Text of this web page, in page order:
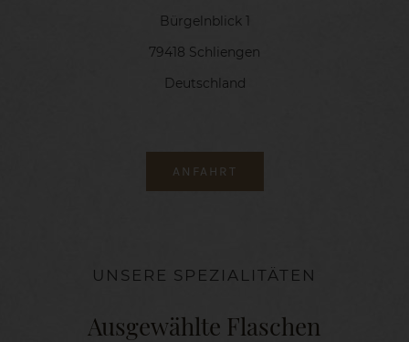
Bürgelnblick 1
79418 Schliengen
Deutschland
ANFAHRT
UNSERE SPEZIALITÄTEN
Ausgewählte Flaschen